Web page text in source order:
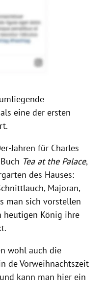
eine der ersten
Jahren für Charles
Tea at the Palace,
des Hauses:
Majoran,
man sich vorstellen
heutigen König ihre
wohl auch die
de Vorweihnachtszeit
kann man hier ein